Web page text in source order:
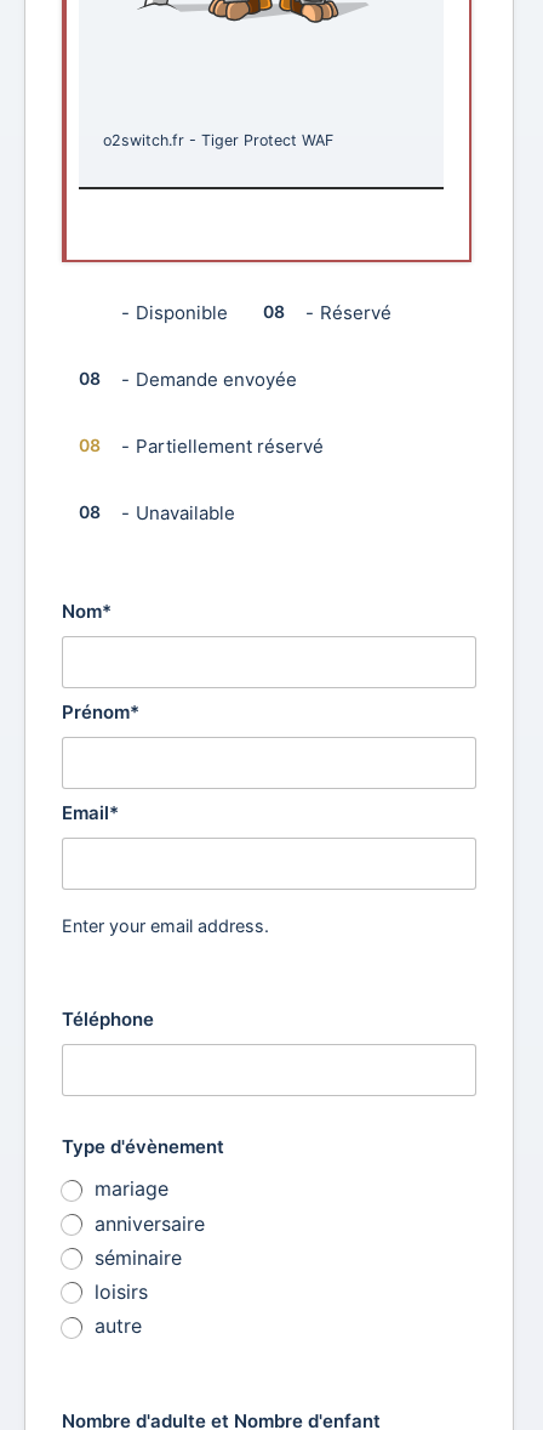
o2switch.fr - Tiger Protect WAF
- Disponible 08 - Réservé
08 - Demande envoyée
·
08 - Partiellement réservé
08 - Unavailable
Nom*
Prénom*
Email*
Enter your email address.
Téléphone
Type d'évènement
mariage
anniversaire
séminaire
loisirs
autre
Nombre d'adulte et Nombre d'enfant